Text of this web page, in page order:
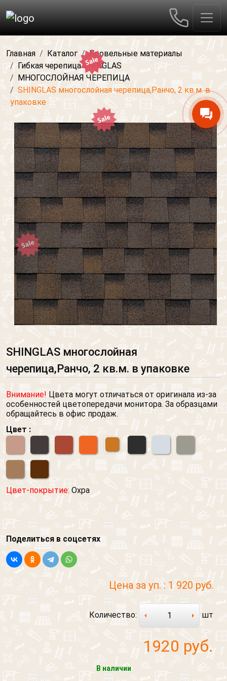
Главная Каталог
Кровельные материалы
Гибкая черепица SHINGLAS
МНОГОСЛОЙНАЯ ЧЕРЕПИЦА
SHINGLAS многослойная черепица,Ранчо, 2 кв.м. в
упаковке
SHINGLAS многослойная
черепица,Ранчо, 2 кв.м. в упаковке
Внимание!Цвета могут отличаться от оригинала из-за
особенностей цветопередачи монитора. За образцами
обращайтесь в офис продаж.
Цвет :
Цвет-покрытие: Охра
Поделиться в соцсетях
Цена за уп. : 1 920 руб.
Количество: шт
1920 руб.
В наличии
Обратная связь
Обратный звонок